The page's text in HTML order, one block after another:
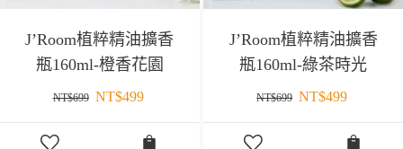
J’Room植粹精油擴香
瓶160ml-橙香花園
NT$699 NT$499
J’Room植粹精油擴香
瓶160ml-綠茶時光
NT$699 NT$499